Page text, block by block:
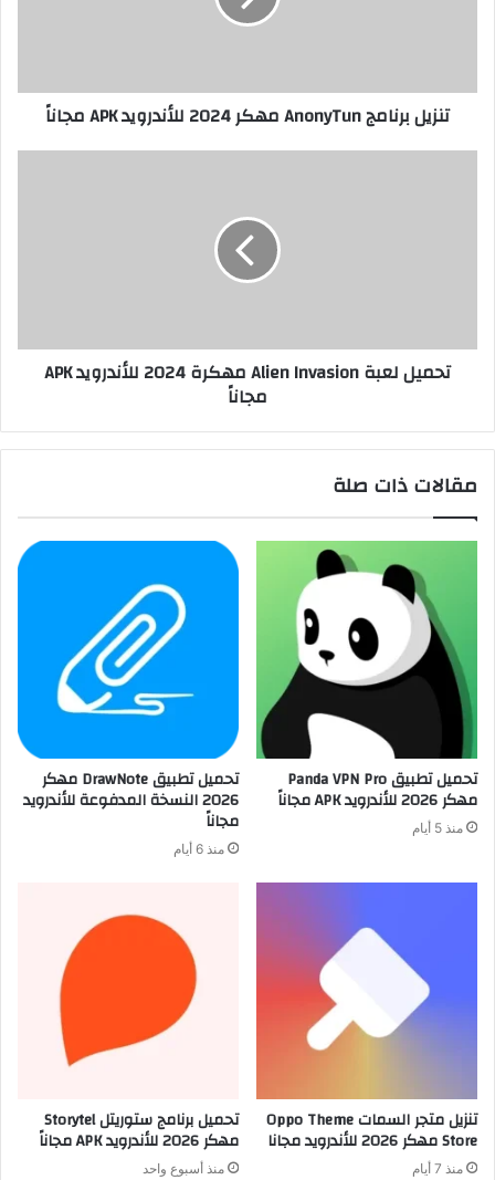
تنزيل برنامج AnonyTun مهكر 2024 للأندرويد APK مجاناً
تحميل لعبة Alien Invasion مهكرة 2024 للأندرويد APK
مجاناً
مقالات ذات صلة
تحميل تطبيق Panda VPN Pro
مهكر 2026 للأندرويد APK مجاناً
منذ 5 أيام
تحميل تطبيق DrawNote مهكر
2026 النسخة المدفوعة للأندرويد
مجاناً
منذ 6 أيام
تنزيل متجر السمات Oppo Theme
Store مهكر 2026 للأندرويد مجانا
منذ 7 أيام
تحميل برنامج ستوريتل Storytel
مهكر 2026 للأندرويد APK مجاناً
منذ أسبوع واحد